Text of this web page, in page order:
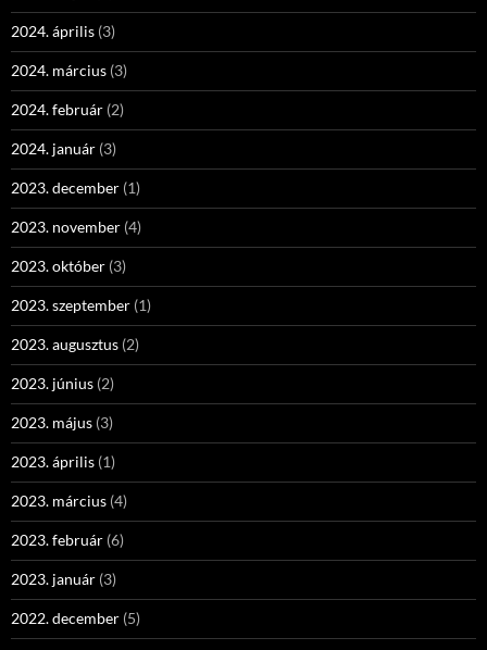
2024. április (3)
2024. március (3)
2024. február (2)
2024. január (3)
2023. december (1)
2023. november (4)
2023. október (3)
2023. szeptember (1)
2023. augusztus (2)
2023. június (2)
2023. május (3)
2023. április (1)
2023. március (4)
2023. február (6)
2023. január (3)
2022. december (5)